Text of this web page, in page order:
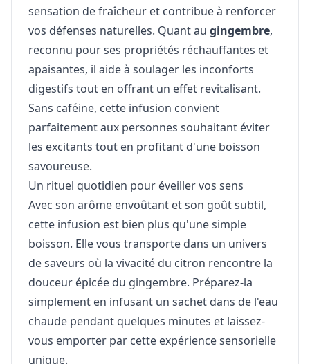
sensation de fraîcheur et contribue à renforcer
vos défenses naturelles. Quant au gingembre,
reconnu pour ses propriétés réchauffantes et
apaisantes, il aide à soulager les inconforts
digestifs tout en offrant un effet revitalisant.
Sans caféine, cette infusion convient
parfaitement aux personnes souhaitant éviter
les excitants tout en profitant d'une boisson
savoureuse.
Un rituel quotidien pour éveiller vos sens
Avec son arôme envoûtant et son goût subtil,
cette infusion est bien plus qu'une simple
boisson. Elle vous transporte dans un univers
de saveurs où la vivacité du citron rencontre la
douceur épicée du gingembre. Préparez-la
simplement en infusant un sachet dans de l'eau
chaude pendant quelques minutes et laissez-
vous emporter par cette expérience sensorielle
unique.